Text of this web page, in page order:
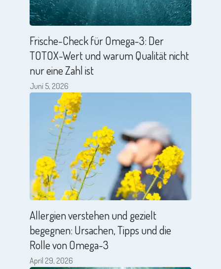
Frische-Check für Omega-3: Der
TOTOX-Wert und warum Qualität nicht
nur eine Zahl ist
Juni 5, 2026
Allergien verstehen und gezielt
begegnen: Ursachen, Tipps und die
Rolle von Omega-3
April 29, 2026